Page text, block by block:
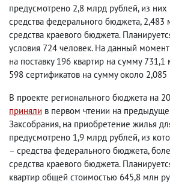
предусмотрено 2,8 млрд рублей, из
средства федерального бюджета, 2,483
средства краевого бюджета.
условия 724 человек. На данный
на поставку 196 квартир на сумму
598 сертификатов на сумму около
В проекте регионального бюджета на
приняли в первом чтении на
Заксобрания, на приобретение жилья
предусмотрено 1,9 млрд рублей, из
– средства федерального бюджета,
средства краевого бюджета.
квартир общей стоимостью 645,8 млн